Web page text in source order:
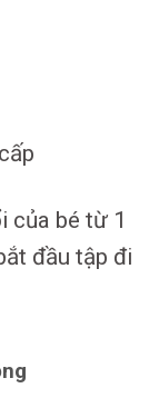
của bé từ 1
đầu tập đi